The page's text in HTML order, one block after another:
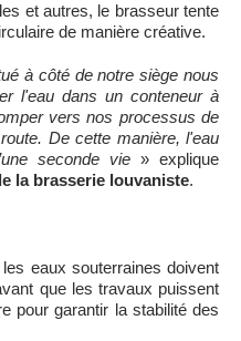
et autres, le brasseur tente
de manière créative.
à côté de notre siège nous
l'eau dans un conteneur à
vers nos processus de
De cette manière, l'eau
seconde vie» explique
la brasserie louvaniste.
eaux souterraines doivent
que les travaux puissent
pour garantir la stabilité des